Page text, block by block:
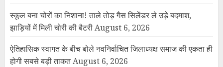
स्कूल बना चोरों का निशाना! ताले तोड़ गैस सिलेंडर ले उड़े बदमाश,
झाड़ियों में मिली चोरी की बैटरीAugust 6, 2026
ऐतिहासिक स्वागत के बीच बोले नवनिर्वाचित जिलाध्यक्ष समाज की एकता ही
होगी सबसे बड़ी ताकतAugust 6, 2026